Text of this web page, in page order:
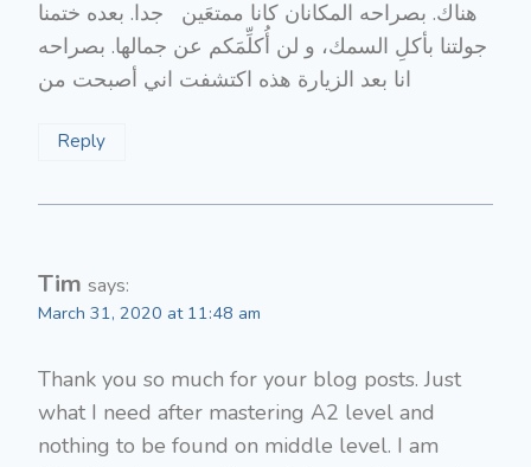
هناك. بصراحه المكانان كانا ممتعَين جدا. بعده ختمنا
جولتنا بأكلِ السمك، و لن أُكلِّمَكم عن جمالها. بصراحه
انا بعد الزيارة هذه اكتشفت اني أصبحت من
Reply
Tim says:
March 31, 2020 at 11:48 am
Thank you so much for your blog posts. Just
what I need after mastering A2 level and
nothing to be found on middle level. I am